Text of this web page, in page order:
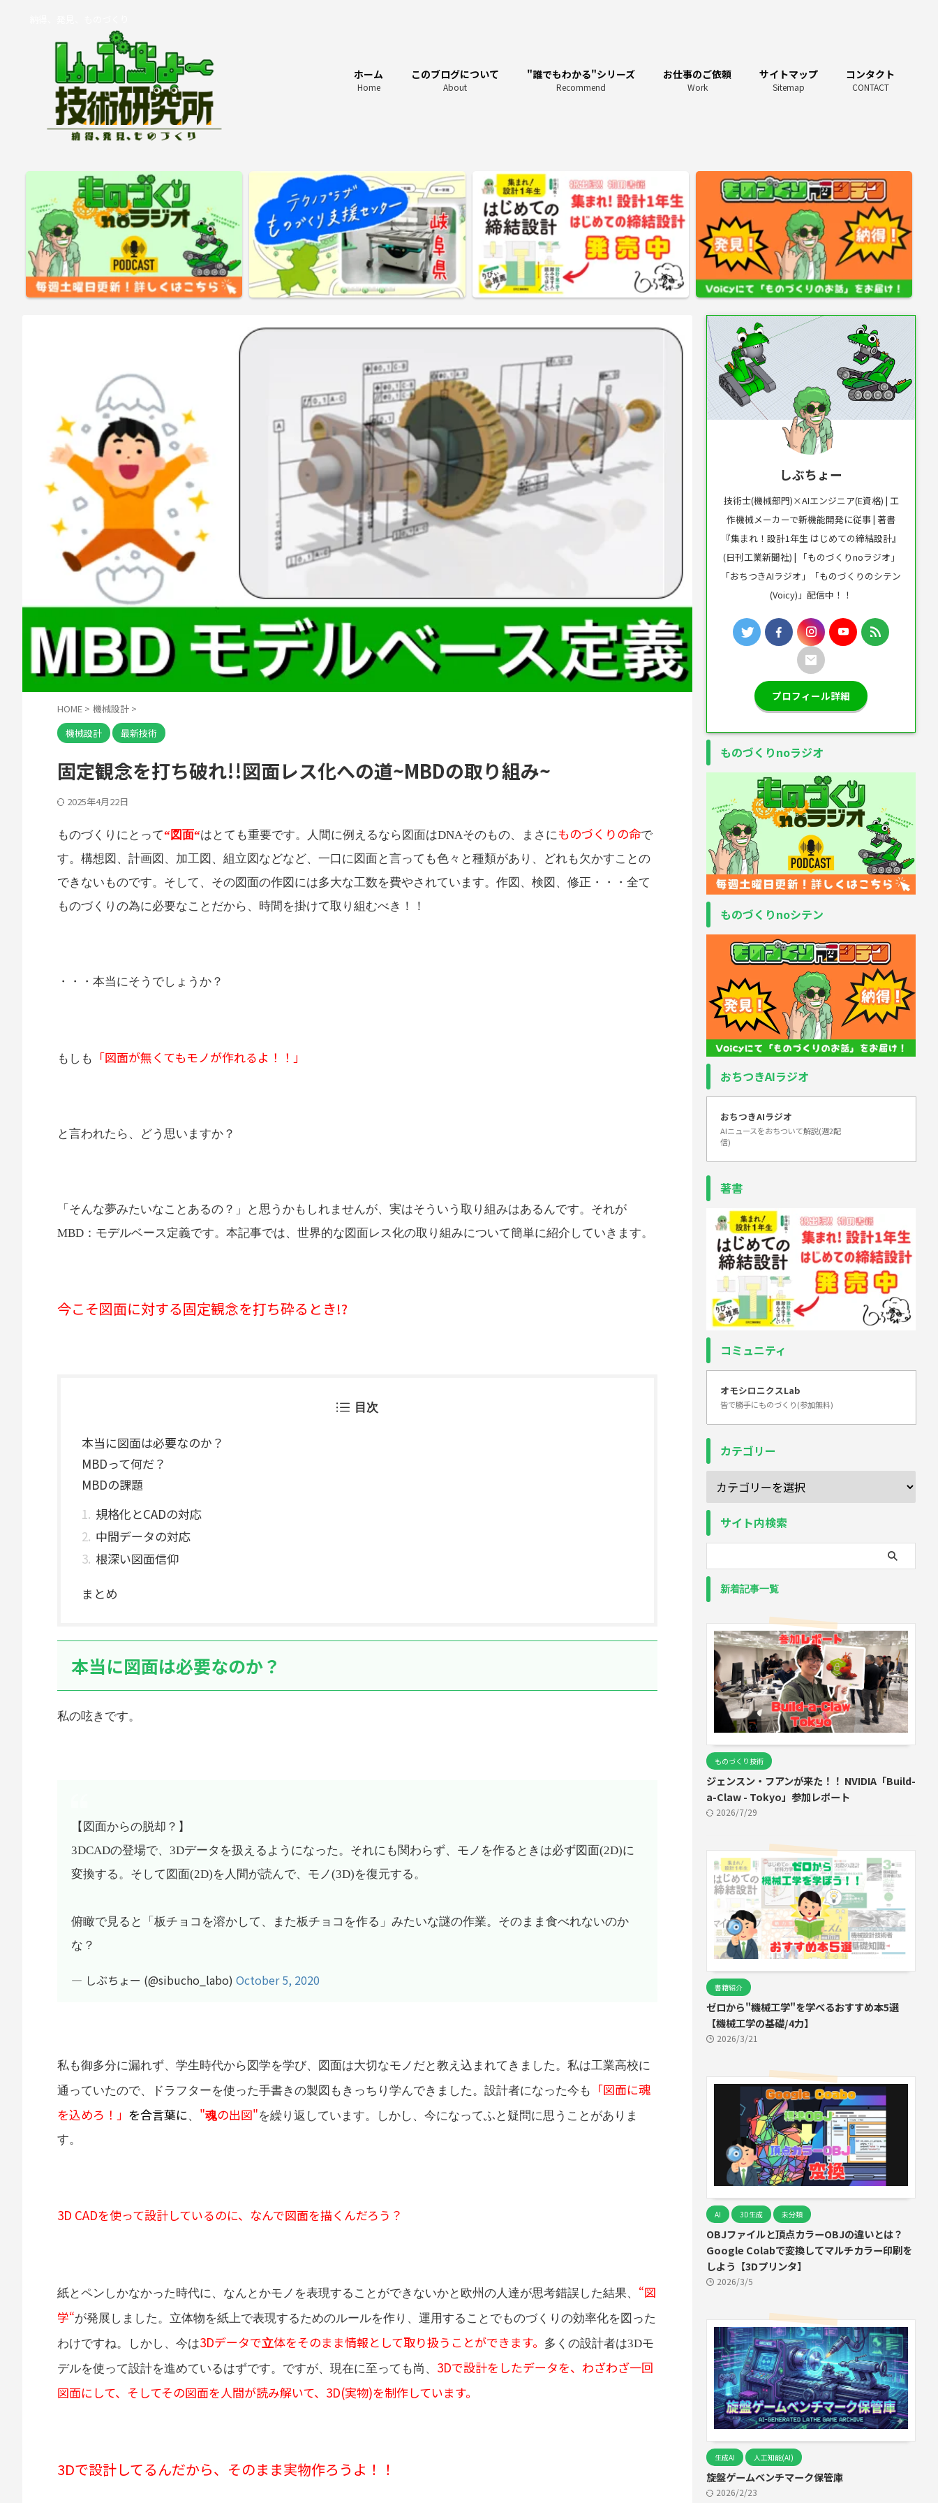
ホーム
Home
このブログについて
About
"誰でもわかる"シリーズ
Recommend
お仕事のご依頼
Work
サイトマップ
Sitemap
コンタクト
CONTACT
HOME > 機械設計 >
機械設計
最新技術
固定観念を打ち破れ!!図面レス化への道~MBDの取り組み~
2025年4月22日
ものづくりにとって“図面“はとても重要です。人間に例えるなら図面はDNAそのもの、まさに ものづくりの命で
す。構想図、計画図、加工図、組立図などなど、一口に図面と言っても色々と種類があり、どれも欠かすことの
できないものです。そして、その図面の作図には多大な工数を費やされています。作図、検図、修正・・・全て
ものづくりの為に必要なことだから、時間を掛けて取り組むべき！！
・・・本当にそうでしょうか？
もしも 「図面が無くてもモノが作れるよ！！」
と言われたら、どう思いますか？
「そんな夢みたいなことあるの？」と思うかもしれませんが、実はそういう取り組みはあるんです。それが
MBD：モデルベース定義です。本記事では、世界的な図面レス化の取り組みについて簡単に紹介していきます。
今こそ図面に対する固定観念を打ち砕るとき!?
目次
本当に図面は必要なのか？
MBDって何だ？
MBDの課題
規格化とCADの対応
中間データの対応
根深い図面信仰
まとめ
本当に図面は必要なのか？
私の呟きです。
【図面からの脱却？】
3DCADの登場で、3Dデータを扱えるようになった。それにも関わらず、モノを作るときは必ず図面(2D)に
変換する。そして図面(2D)を人間が読んで、モノ(3D)を復元する。
俯瞰で見ると「板チョコを溶かして、また板チョコを作る」みたいな謎の作業。そのまま食べれないのか
な？
— しぶちょー (@sibucho_labo) October 5, 2020
私も御多分に漏れず、学生時代から図学を学び、図面は大切なモノだと教え込まれてきました。私は工業高校に
通っていたので、ドラフターを使った手書きの製図もきっちり学んできました。設計者になった今も
「図面に魂
を込めろ！」 を合言葉に 、 "魂の出図"を繰り返しています。しかし、今になってふと疑問に思うことがありま
す。
3D CADを使って設計しているのに、なんで図面を描くんだろう？
紙とペンしかなかった時代に、なんとかモノを表現することができないかと欧州の人達が思考錯誤した結果、 “図
学“が発展しました。立体物を紙上で表現するためのルールを作り、運用することでものづくりの効率化を図った
わけですね。しかし、今は3Dデータで立体をそのまま情報として取り扱うことができます。
多くの設計者は3Dモ
デルを使って設計を進めているはずです。ですが、現在に至っても尚、 3Dで設計をしたデータを、わざわざ一回
図面にして、そしてその図面を人間が読み解いて、3D(実物)を制作しています。
3Dで設計してるんだから、そのまま実物作ろうよ！！
しぶちょー
技術士(機械部門)×AIエンジニア(E資格) | 工
作機械メーカーで新機能開発に従事 | 著書
『集まれ！設計1年生 はじめての締結設計』
(日刊工業新聞社) | 「ものづくりnoラジオ」
「おちつきAIラジオ」「ものづくりのシテン
(Voicy)」配信中！！
プロフィール詳細
ものづくりnoラジオ
ものづくりnoシテン
おちつきAIラジオ
おちつきAIラジオ
AIニュースをおちついて解説(週2配
信)
著書
コミュニティ
オモシロニクスLab
皆で勝手にものづくり(参加無料)
カテゴリー
サイト内検索
新着記事一覧
ものづくり技術
ジェンスン・フアンが来た！！ NVIDIA「Build-
a-Claw - Tokyo」参加レポート
2026/7/29
書籍紹介
ゼロから"機械工学"を学べるおすすめ本5選
【機械工学の基礎/4力】
2026/3/21
AI 3D生成 未分類
OBJファイルと頂点カラーOBJの違いとは？
Google Colabで変換してマルチカラー印刷を
しよう【3Dプリンタ】
2026/3/5
生成AI 人工知能(AI)
旋盤ゲームベンチマーク保管庫
2026/2/23